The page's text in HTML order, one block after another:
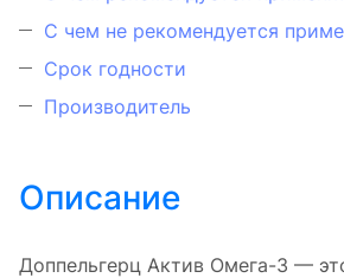
С чем не рекомендуется
Срок годности
Производитель
Описание
Доппельгерц Актив Омега-3 —